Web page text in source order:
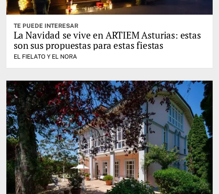
TE PUEDE INTERESAR
La Navidad se vive en ARTIEM Asturias: estas
son sus propuestas para estas fiestas
EL FIELATO Y EL NORA